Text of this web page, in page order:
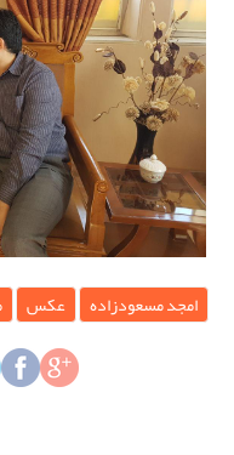
امجد مسعودزاده عکس